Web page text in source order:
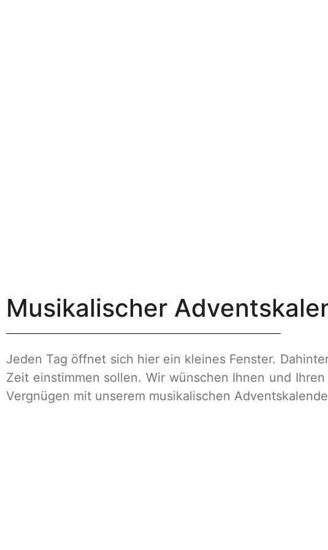
Musikalischer
Jeden Tag öffnet sich hier ein kleines Fenster.
Zeit einstimmen sollen. Wir wünschen Ihnen und
Vergnügen mit unserem musikalischen